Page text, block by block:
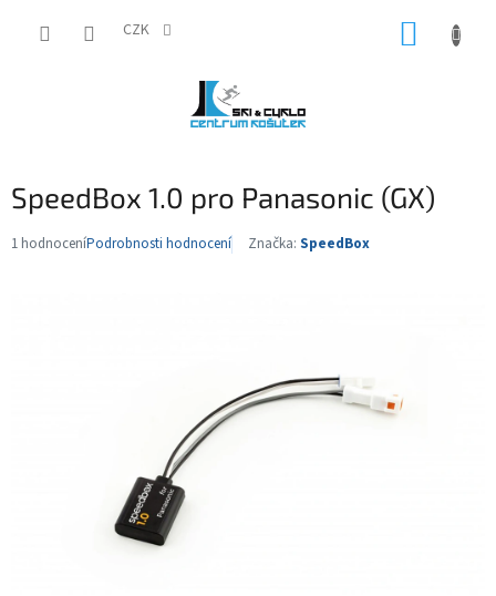
CZK
SpeedBox 1.0 pro Panasonic (GX)
Průměrné
1 hodnoceníPodrobnosti hodnocení Značka: SpeedBox